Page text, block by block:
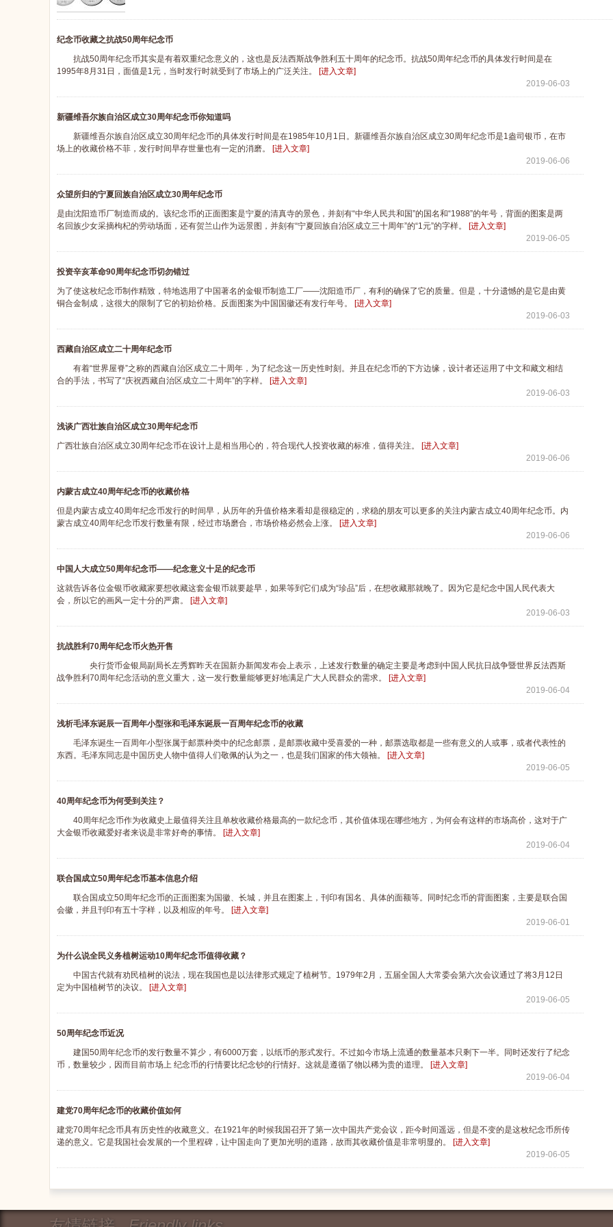
纪念币收藏之抗战50周年纪念币
抗战50周年纪念币其实是有着双重纪念意义的，这也是反法西斯战争胜利五十周年的纪念币。抗战50周年纪念币的具体发行时间是在
1995年8月31日，面值是1元，当时发行时就受到了市场上的广泛关注。 [进入文章]
2019-06-03
新疆维吾尔族自治区成立30周年纪念币你知道吗
新疆维吾尔族自治区成立30周年纪念币的具体发行时间是在1985年10月1日。新疆维吾尔族自治区成立30周年纪念币是1盎司银币，在市
场上的收藏价格不菲，发行时间早存世量也有一定的消磨。 [进入文章]
2019-06-06
众望所归的宁夏回族自治区成立30周年纪念币
是由沈阳造币厂制造而成的。该纪念币的正面图案是宁夏的清真寺的景色，并刻有“中华人民共和国”的国名和“1988”的年号，背面的图案是两
名回族少女采摘枸杞的劳动场面，还有贺兰山作为远景图，并刻有“宁夏回族自治区成立三十周年”的“1元”的字样。 [进入文章]
2019-06-05
投资辛亥革命90周年纪念币切勿错过
为了使这枚纪念币制作精致，特地选用了中国著名的金银币制造工厂——沈阳造币厂，有利的确保了它的质量。但是，十分遗憾的是它是由黄
铜合金制成，这很大的限制了它的初始价格。反面图案为中国国徽还有发行年号。 [进入文章]
2019-06-03
西藏自治区成立二十周年纪念币
有着“世界屋脊”之称的西藏自治区成立二十周年，为了纪念这一历史性时刻。并且在纪念币的下方边缘，设计者还运用了中文和藏文相结
合的手法，书写了“庆祝西藏自治区成立二十周年”的字样。 [进入文章]
2019-06-03
浅谈广西壮族自治区成立30周年纪念币
广西壮族自治区成立30周年纪念币在设计上是相当用心的，符合现代人投资收藏的标准，值得关注。 [进入文章]
2019-06-06
内蒙古成立40周年纪念币的收藏价格
但是内蒙古成立40周年纪念币发行的时间早，从历年的升值价格来看却是很稳定的，求稳的朋友可以更多的关注内蒙古成立40周年纪念币。内
蒙古成立40周年纪念币发行数量有限，经过市场磨合，市场价格必然会上涨。 [进入文章]
2019-06-06
中国人大成立50周年纪念币——纪念意义十足的纪念币
这就告诉各位金银币收藏家要想收藏这套金银币就要趁早，如果等到它们成为“珍品”后，在想收藏那就晚了。因为它是纪念中国人民代表大
会，所以它的画风一定十分的严肃。 [进入文章]
2019-06-03
抗战胜利70周年纪念币火热开售
央行货币金银局副局长左秀辉昨天在国新办新闻发布会上表示，上述发行数量的确定主要是考虑到中国人民抗日战争暨世界反法西斯
战争胜利70周年纪念活动的意义重大，这一发行数量能够更好地满足广大人民群众的需求。 [进入文章]
2019-06-04
浅析毛泽东诞辰一百周年小型张和毛泽东诞辰一百周年纪念币的收藏
毛泽东诞生一百周年小型张属于邮票种类中的纪念邮票，是邮票收藏中受喜爱的一种，邮票选取都是一些有意义的人或事，或者代表性的
东西。毛泽东同志是中国历史人物中值得人们敬佩的认为之一，也是我们国家的伟大领袖。 [进入文章]
2019-06-05
40周年纪念币为何受到关注？
40周年纪念币作为收藏史上最值得关注且单枚收藏价格最高的一款纪念币，其价值体现在哪些地方，为何会有这样的市场高价，这对于广
大金银币收藏爱好者来说是非常好奇的事情。 [进入文章]
2019-06-04
联合国成立50周年纪念币基本信息介绍
联合国成立50周年纪念币的正面图案为国徽、长城，并且在图案上，刊印有国名、具体的面额等。同时纪念币的背面图案，主要是联合国
会徽，并且刊印有五十字样，以及相应的年号。 [进入文章]
2019-06-01
为什么说全民义务植树运动10周年纪念币值得收藏？
中国古代就有劝民植树的说法，现在我国也是以法律形式规定了植树节。1979年2月，五届全国人大常委会第六次会议通过了将3月12日
定为中国植树节的决议。 [进入文章]
2019-06-05
50周年纪念币近况
建国50周年纪念币的发行数量不算少，有6000万套，以纸币的形式发行。不过如今市场上流通的数量基本只剩下一半。同时还发行了纪念
币，数量较少，因而目前市场上 纪念币的行情要比纪念钞的行情好。这就是遵循了物以稀为贵的道理。 [进入文章]
2019-06-04
建党70周年纪念币的收藏价值如何
建党70周年纪念币具有历史性的收藏意义。在1921年的时候我国召开了第一次中国共产党会议，距今时间遥远，但是不变的是这枚纪念币所传
递的意义。它是我国社会发展的一个里程碑，让中国走向了更加光明的道路，故而其收藏价值是非常明显的。 [进入文章]
2019-06-05